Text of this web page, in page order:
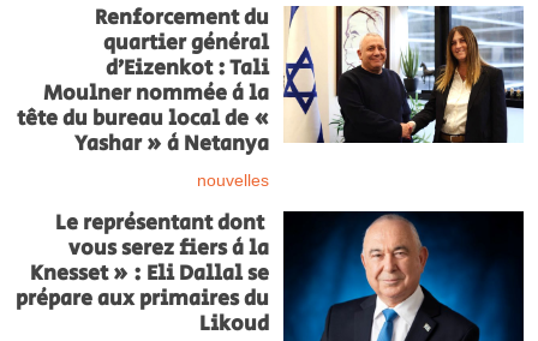
Renforcement du
quartier général
d’Eizenkot : Tali
Moulner nommée à la
tête du bureau local de «
Yashar » à Netanya
nouvelles
Le représentant dont
vous serez fiers à la
Knesset » : Eli Dallal se
prépare aux primaires du
Likoud